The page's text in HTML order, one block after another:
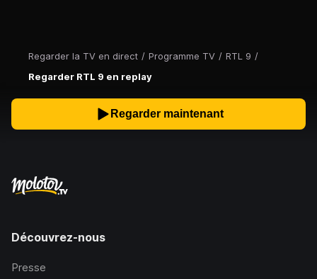
Regarder la TV en direct / Programme TV / RTL 9 /
Regarder RTL 9 en replay
Regarder maintenant
Découvrez-nous
Presse